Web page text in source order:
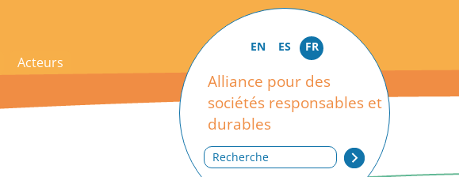
Acteurs
Recherche
EN ES FR
Alliance pour des
sociétés responsables et
durables